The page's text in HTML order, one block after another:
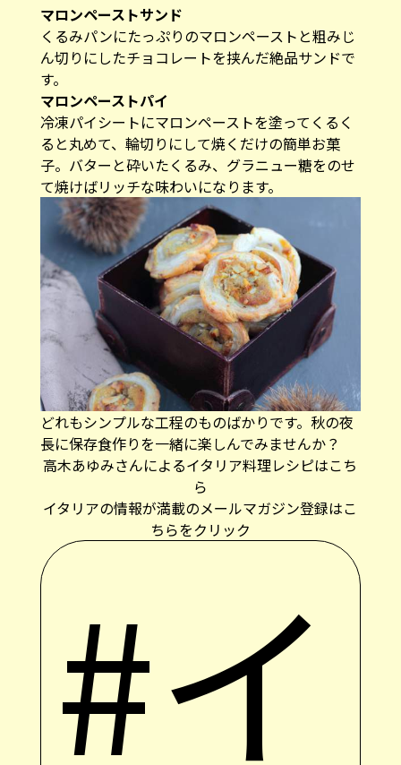
マロンペーストサンド
くるみパンにたっぷりのマロンペーストと粗みじ
ん切りにしたチョコレートを挟んだ絶品サンドで
す。
マロンペーストパイ
冷凍パイシートにマロンペーストを塗ってくるく
ると丸めて、輪切りにして焼くだけの簡単お菓
子。バターと砕いたくるみ、グラニュー糖をのせ
て焼けばリッチな味わいになります。
どれもシンプルな工程のものばかりです。秋の夜
長に保存食作りを一緒に楽しんでみませんか？
高木あゆみさんによるイタリア料理レシピはこち
ら
イタリアの情報が満載のメールマガジン登録はこ
ちらをクリック
#イ